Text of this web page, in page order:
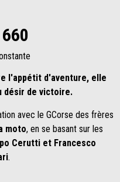
l'appétit d'aventure, elle
désir de victoire.
avec le GCorse des frères
moto, en se basant sur les
Cerutti et Francesco
.